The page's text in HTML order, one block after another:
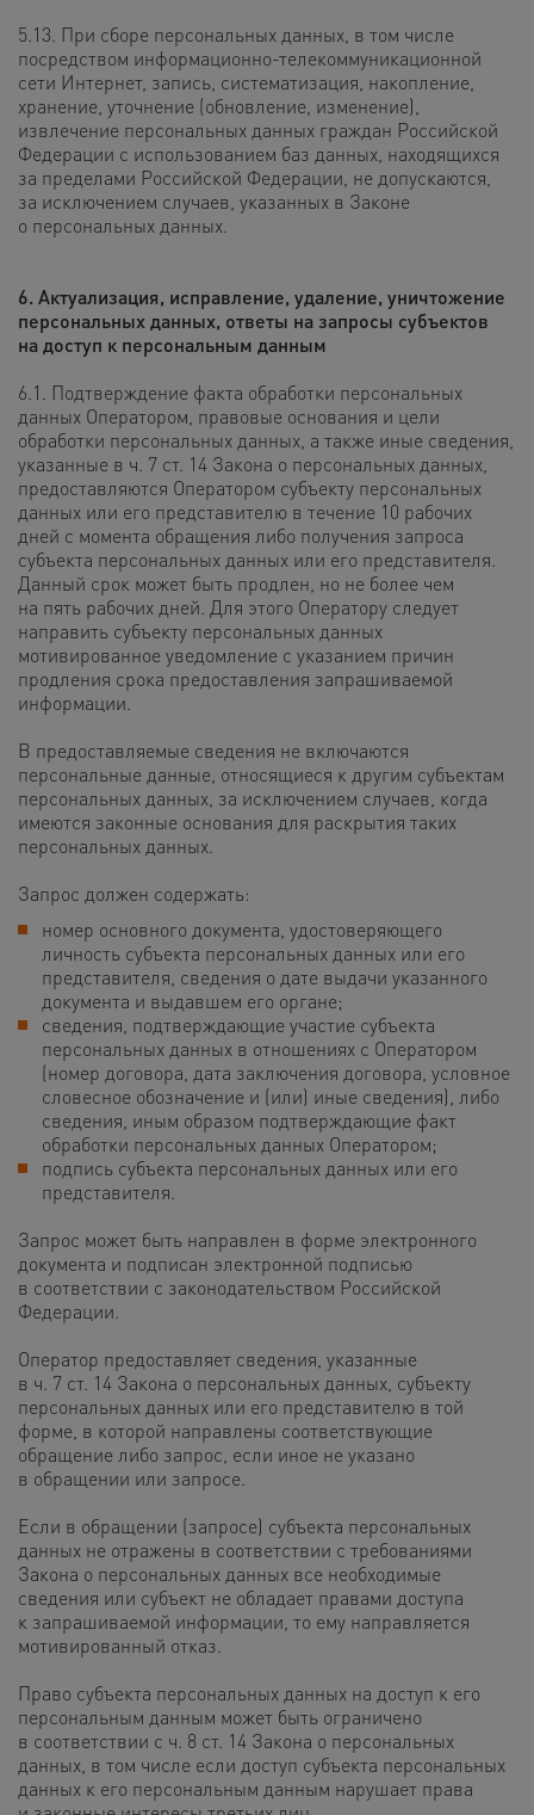
5.13. При сборе персональных данных, в том числе
посредством информационно-телекоммуникационной
сети Интернет, запись, систематизация, накопление,
хранение, уточнение (обновление, изменение),
извлечение персональных данных граждан Российской
Федерации с использованием баз данных, находящихся
за пределами Российской Федерации, не допускаются,
за исключением случаев, указанных в Законе
о персональных данных.
6. Актуализация, исправление, удаление, уничтожение
персональных данных, ответы на запросы субъектов
на доступ к персональным данным
6.1. Подтверждение факта обработки персональных
данных Оператором, правовые основания и цели
обработки персональных данных, а также иные сведения,
указанные в ч. 7 ст. 14 Закона о персональных данных,
предоставляются Оператором субъекту персональных
данных или его представителю в течение 10 рабочих
дней с момента обращения либо получения запроса
субъекта персональных данных или его представителя.
Данный срок может быть продлен, но не более чем
на пять рабочих дней. Для этого Оператору следует
направить субъекту персональных данных
мотивированное уведомление с указанием причин
продления срока предоставления запрашиваемой
информации.
В предоставляемые сведения не включаются
персональные данные, относящиеся к другим субъектам
персональных данных, за исключением случаев, когда
имеются законные основания для раскрытия таких
персональных данных.
Запрос должен содержать:
номер основного документа, удостоверяющего
личность субъекта персональных данных или его
представителя, сведения о дате выдачи указанного
документа и выдавшем его органе;
сведения, подтверждающие участие субъекта
персональных данных в отношениях с Оператором
(номер договора, дата заключения договора, условное
словесное обозначение и (или) иные сведения), либо
сведения, иным образом подтверждающие факт
обработки персональных данных Оператором;
подпись субъекта персональных данных или его
представителя.
Запрос может быть направлен в форме электронного
документа и подписан электронной подписью
в соответствии с законодательством Российской
Федерации.
Оператор предоставляет сведения, указанные
в ч. 7 ст. 14 Закона о персональных данных, субъекту
персональных данных или его представителю в той
форме, в которой направлены соответствующие
обращение либо запрос, если иное не указано
в обращении или запросе.
Если в обращении (запросе) субъекта персональных
данных не отражены в соответствии с требованиями
Закона о персональных данных все необходимые
сведения или субъект не обладает правами доступа
к запрашиваемой информации, то ему направляется
мотивированный отказ.
Право субъекта персональных данных на доступ к его
персональным данным может быть ограничено
в соответствии с ч. 8 ст. 14 Закона о персональных
данных, в том числе если доступ субъекта персональных
данных к его персональным данным нарушает права